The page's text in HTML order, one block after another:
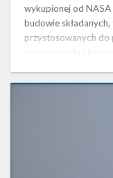
wykupionej od NASA
budowie
przystosowanych do
na powierzchni